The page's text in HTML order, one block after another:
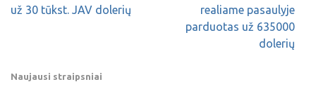
už 30 tūkst. JAV dolerių
realiame pasaulyje
parduotas už 635000
dolerių
Naujausi straipsniai